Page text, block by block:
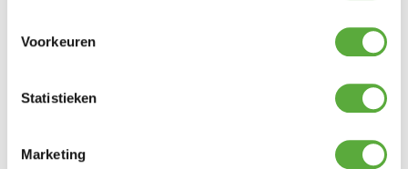
Voorkeuren
Statistieken
Marketing